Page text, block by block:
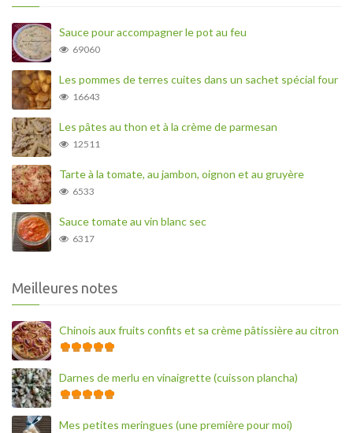
Sauce pour accompagner le pot au feu
69060
Les pommes de terres cuites dans un sachet spécial four
16643
Les pâtes au thon et à la crème de parmesan
12511
Tarte à la tomate, au jambon, oignon et au gruyère
6533
Sauce tomate au vin blanc sec
6317
Meilleures notes
Chinois aux fruits confits et sa crème pâtissière au citron
Darnes de merlu en vinaigrette (cuisson plancha)
Mes petites meringues (une première pour moi)